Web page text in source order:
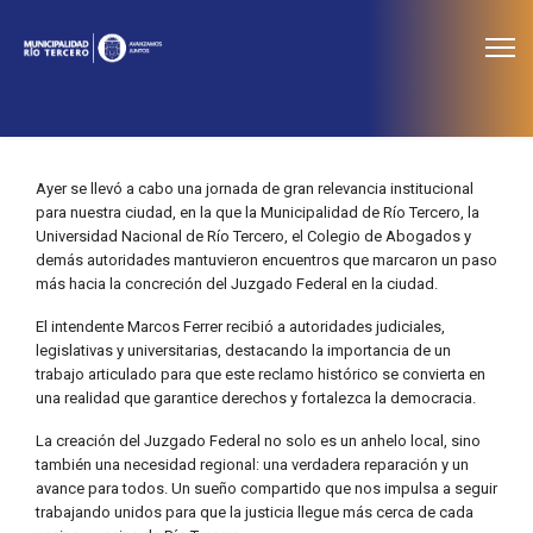
Ayer se llevó a cabo una jornada de gran relevancia institucional
para nuestra ciudad, en la que la Municipalidad de Río Tercero, la
Universidad Nacional de Río Tercero, el Colegio de Abogados y
demás autoridades mantuvieron encuentros que marcaron un paso
más hacia la concreción del Juzgado Federal en la ciudad.
El intendente Marcos Ferrer recibió a autoridades judiciales,
legislativas y universitarias, destacando la importancia de un
trabajo articulado para que este reclamo histórico se convierta en
una realidad que garantice derechos y fortalezca la democracia.
La creación del Juzgado Federal no solo es un anhelo local, sino
también una necesidad regional: una verdadera reparación y un
avance para todos. Un sueño compartido que nos impulsa a seguir
trabajando unidos para que la justicia llegue más cerca de cada